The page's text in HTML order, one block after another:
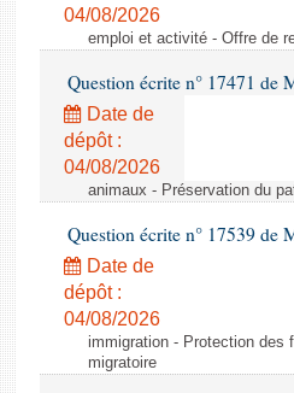
04/08/2026
emploi et activité - Offre de
Question écrite n° 17471 de
Date de
dépôt :
04/08/2026
animaux - Préservation du
Question écrite n° 17539 de
Date de
dépôt :
04/08/2026
immigration - Protection des
migratoire